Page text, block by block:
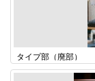
タイプ部（廃部）